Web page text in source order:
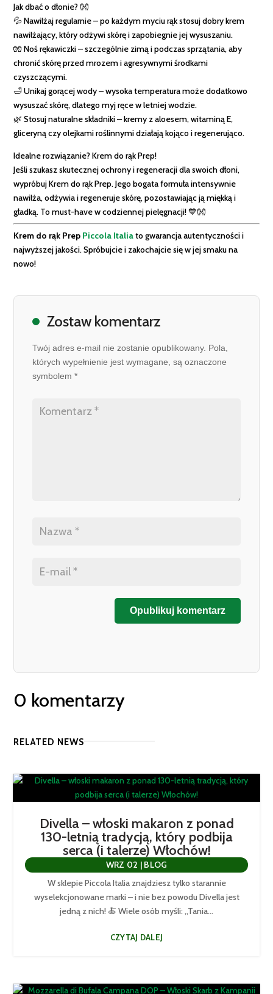
Jak dbać o dłonie? 👐
💦 Nawilżaj regularnie – po każdym myciu rąk stosuj dobry krem
nawilżający, który odżywi skórę i zapobiegnie jej wysuszaniu.
🧤 Noś rękawiczki – szczególnie zimą i podczas sprzątania, aby
chronić skórę przed mrozem i agresywnymi środkami
czyszczącymi.
🛁 Unikaj gorącej wody – wysoka temperatura może dodatkowo
wysuszać skórę, dlatego myj ręce w letniej wodzie.
🌿 Stosuj naturalne składniki – kremy z aloesem, witaminą E,
gliceryną czy olejkami roślinnymi działają kojąco i regenerująco.
Idealne rozwiązanie? Krem do rąk Prep!
Jeśli szukasz skutecznej ochrony i regeneracji dla swoich dłoni,
wypróbuj Krem do rąk Prep. Jego bogata formuła intensywnie
nawilża, odżywia i regeneruje skórę, pozostawiając ją miękką i
gładką. To must-have w codziennej pielęgnacji! 💙👐
Krem do rąk Prep Piccola Italiato gwarancja autentyczności i
najwyższej jakości. Spróbujcie i zakochajcie się w jej smaku na
nowo!
Zostaw komentarz
Twój adres e-mail nie zostanie opublikowany. Pola,
których wypełnienie jest wymagane, są oznaczone
symbolem *
Opublikuj komentarz
0 komentarzy
RELATED NEWS
Divella – włoski makaron z ponad
130-letnią tradycją, który podbija
serca (i talerze) Włochów!
WRZ 02 | BLOG
W sklepie Piccola Italia znajdziesz tylko starannie
wyselekcjonowane marki – i nie bez powodu Divella jest
jedną z nich! 🍝 Wiele osób myśli: „Tania...
CZYTAJ DALEJ